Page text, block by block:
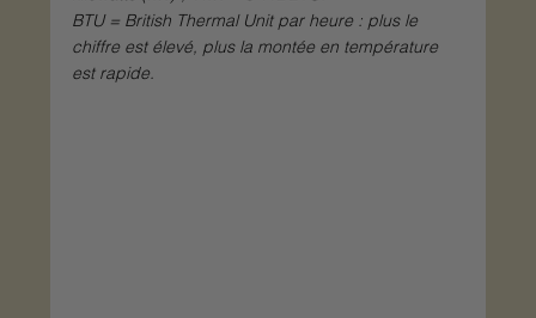
BTU = British Thermal Unit par heure : plus le
chiffre est élevé, plus la montée en température
est rapide.